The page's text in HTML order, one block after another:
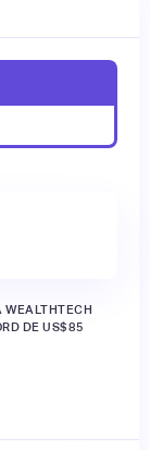
WEALTHTECH
DE US$85